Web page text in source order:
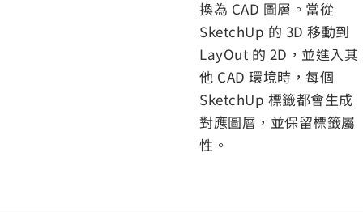
換為 CAD 圖層。當從
SketchUp 的 3D 移動到
LayOut 的 2D，並進入其
他 CAD 環境時，每個
SketchUp 標籤都會生成
對應圖層，並保留標籤屬
性。